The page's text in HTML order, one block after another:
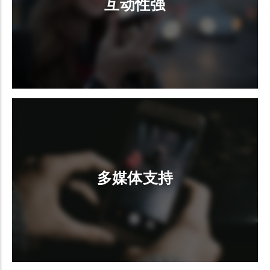
互动性强
多媒体支持